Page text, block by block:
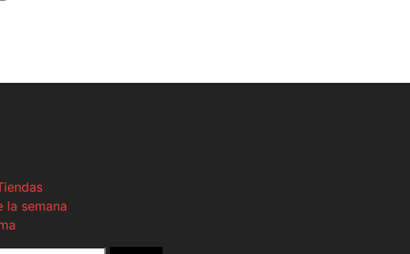
la semana